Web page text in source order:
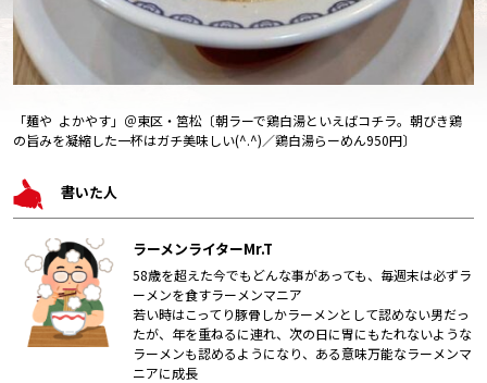
「麺や よかやす」＠東区・筥松〔朝ラーで鶏白湯といえばコチラ。朝びき鶏
の旨みを凝縮した一杯はガチ美味しい(^.^)／鶏白湯らーめん950円〕
書いた人
ラーメンライターMr.T
58歳を超えた今でもどんな事があっても、毎週末は必ずラ
ーメンを食すラーメンマニア
若い時はこってり豚骨しかラーメンとして認めない男だっ
たが、年を重ねるに連れ、次の日に胃にもたれないような
ラーメンも認めるようになり、ある意味万能なラーメンマ
ニアに成長